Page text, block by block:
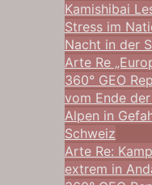
Kamishibai
Stress im
Nacht in der
Arte Re
360° GEO
vom Ende der
Alpen in
Schweiz
Arte Re:
extrem in